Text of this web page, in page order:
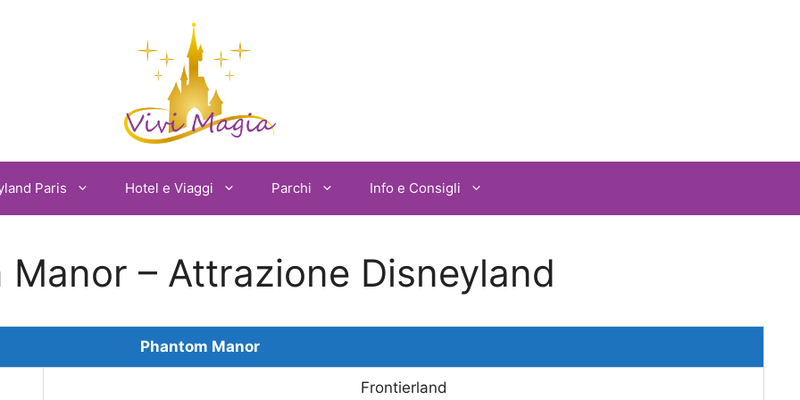
Paris Hotel e Viaggi Parchi Info e Consigli
Manor – Attrazione Disneyland
Phantom Manor
Frontierland